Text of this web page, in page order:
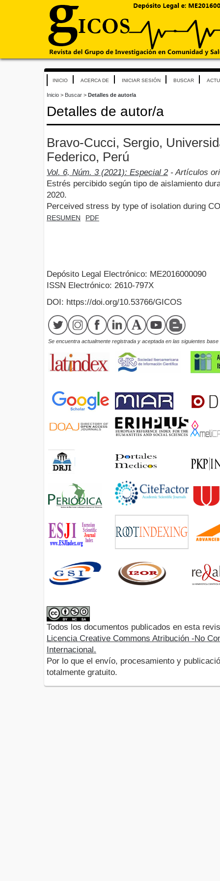
INICIO ACERCA DE INICIAR SESIÓN BUSCAR
Inicio > Buscar > Detalles de autor/a
Detalles de autor/a
Bravo-Cucci, Sergio,
Federico, Perú
Vol. 6, Núm. 3 (2021): Especial 2- Artículos
Estrés percibido según tipo de aislamiento
2020.
Perceived stress by type of isolation during
RESUMEN PDF
Depósito Legal Electrónico: ME2016000090
ISSN Electrónico: 2610-797X
DOI: https://doi.org/10.53766/GICOS
Se encuentra actualmente registrada y aceptada en las siguientes
Todos los documentos publicados en esta
Licencia Creative Commons Atribución -No
Internacional.
Por lo que el envío, procesamiento y
totalmente gratuito.